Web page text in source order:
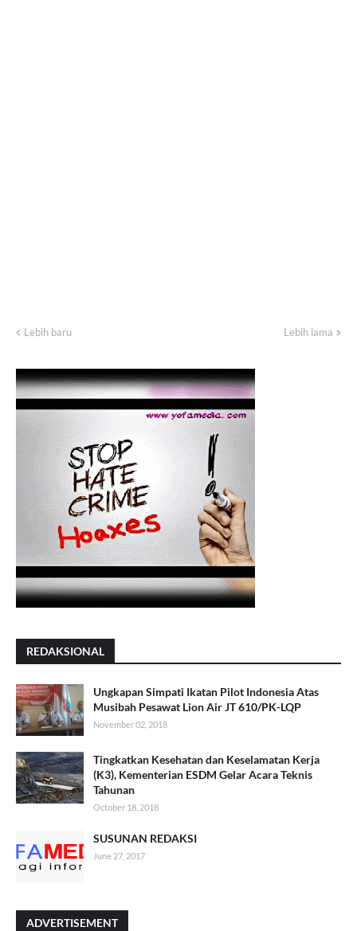
Lebih baru Lebih lama
REDAKSIONAL
Ungkapan Simpati Ikatan Pilot Indonesia Atas
Musibah Pesawat Lion Air JT 610/PK-LQP
November 02, 2018
Tingkatkan Kesehatan dan Keselamatan Kerja
(K3), Kementerian ESDM Gelar Acara Teknis
Tahunan
October 18, 2018
SUSUNAN REDAKSI
June 27, 2017
ADVERTISEMENT